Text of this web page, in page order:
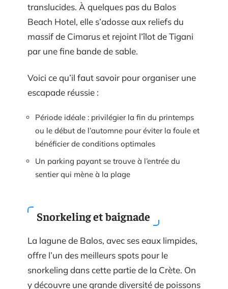
translucides. À quelques pas du Balos
Beach Hotel, elle s’adosse aux reliefs du
massif de Cimarus et rejoint l’îlot de Tigani
par une fine bande de sable.
Voici ce qu’il faut savoir pour organiser une
escapade réussie :
Période idéale : privilégier la fin du printemps
ou le début de l’automne pour éviter la foule et
bénéficier de conditions optimales
Un parking payant se trouve à l’entrée du
sentier qui mène à la plage
Snorkeling et baignade
La lagune de Balos, avec ses eaux limpides,
offre l’un des meilleurs spots pour le
snorkeling dans cette partie de la Crète. On
y découvre une grande diversité de poissons